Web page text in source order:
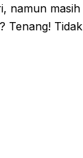
namun masih
Tenang! Tidak